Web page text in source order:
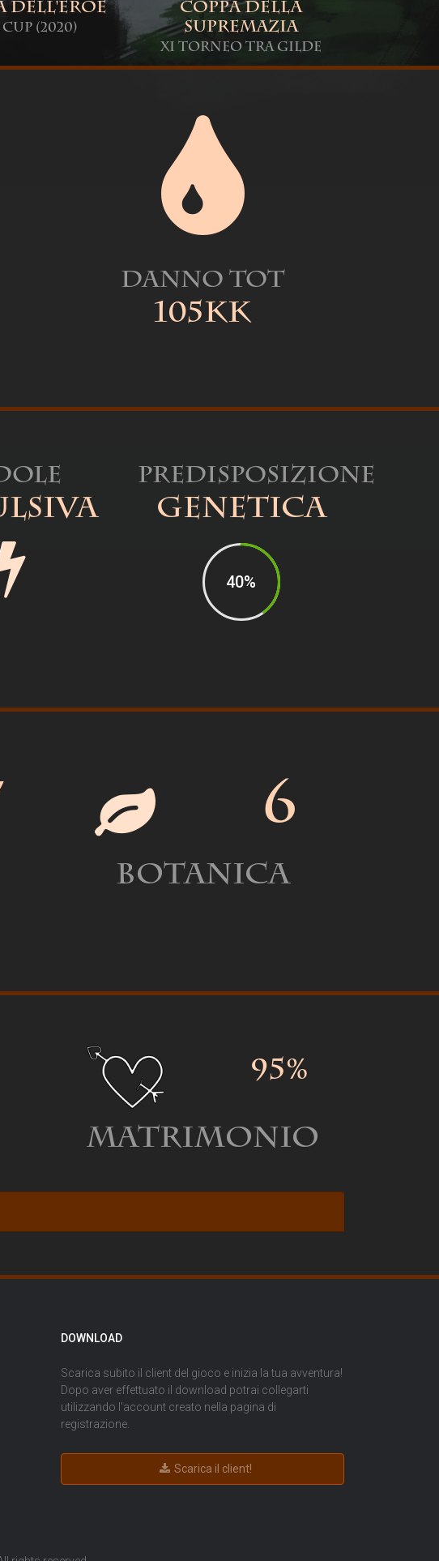
dell'Eroe
(2020)
Coppa della
Supremazia
XI Torneo tra Gilde
Danno Tot
105kk
Predisposizione
Genetica
40%
6
Botanica
95%
Matrimonio
DOWNLOAD
Scarica subito il client del gioco e inizia la tua avventura!
Dopo aver effettuato il download potrai collegarti
utilizzando l'account creato nella pagina di
registrazione
Scarica il client!